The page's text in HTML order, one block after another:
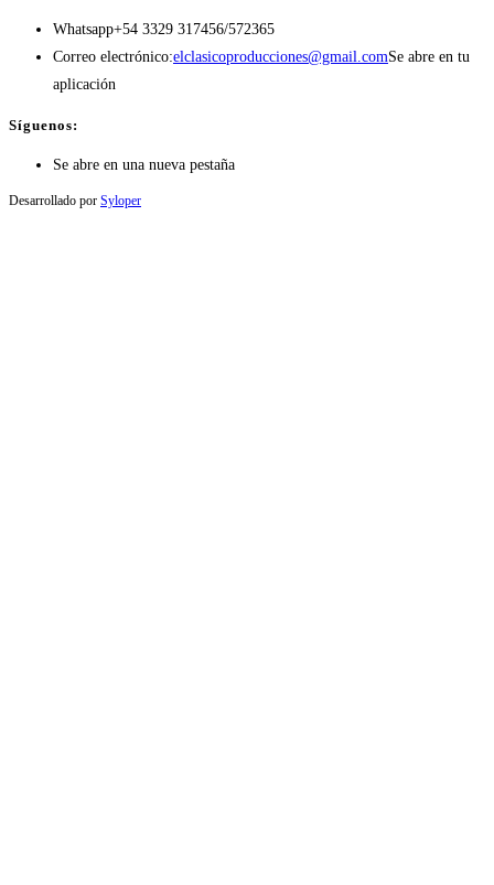
Whatsapp+54 3329 317456/572365
Correo electrónico:elclasicoproducciones@gmail.comSe abre en tu
aplicación
Síguenos:
Se abre en una nueva pestaña
Desarrollado por Syloper